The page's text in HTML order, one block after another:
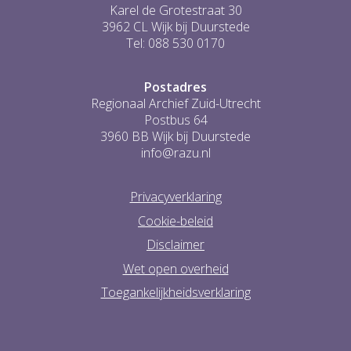
Karel de Grotestraat 30
3962 CL Wijk bij Duurstede
Tel: 088 530 0170
Postadres
Regionaal Archief Zuid-Utrecht
Postbus 64
3960 BB Wijk bij Duurstede
info@razu.nl
Privacyverklaring
Cookie-beleid
Disclaimer
Wet open overheid
Toegankelijkheidsverklaring